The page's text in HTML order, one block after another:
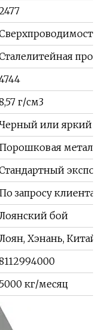
г/см3
или яркий
Порошковая
По запросу клиента
бой
Хэнань, Китай
5000 кг/месяц